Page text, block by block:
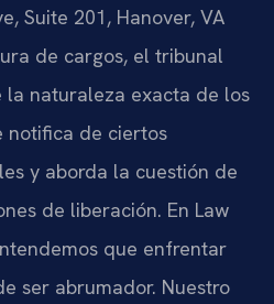
Suite 201, Hanover, VA
de cargos, el tribunal
naturaleza exacta de los
notifica de ciertos
y aborda la cuestión de
de liberación. En Law
que enfrentar
ser abrumador. Nuestro